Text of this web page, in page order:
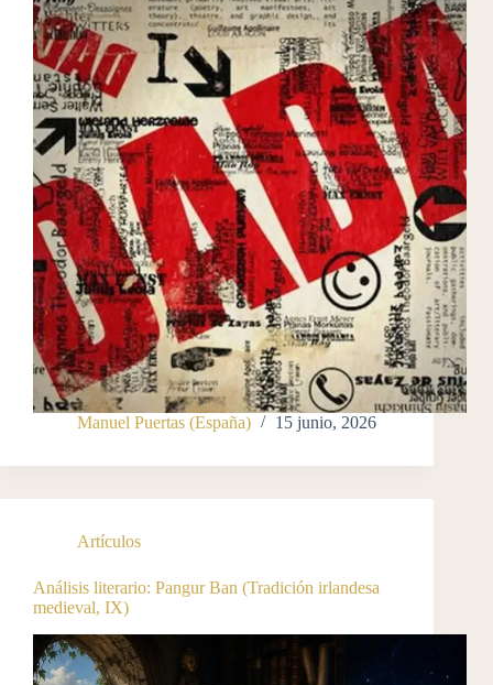
Manuel Puertas (España) 15 junio, 2026
Artículos
Análisis literario: Pangur Ban (Tradición irlandesa
medieval, IX)